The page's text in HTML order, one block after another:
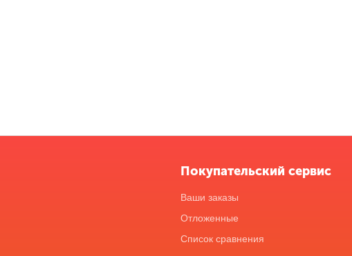
Покупательский сервис
Ваши заказы
Отложенные
Список сравнения